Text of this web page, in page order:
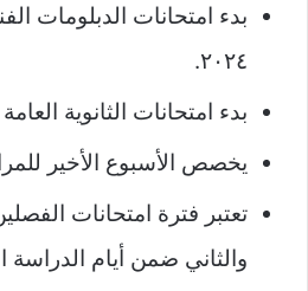
٢٠٢٤.
بدء امتحانات الثانوية العامة السبت ١٥
يخصص الأسبوع الأخير
تعتبر فترة امتحانات
والثاني ضمن أيام